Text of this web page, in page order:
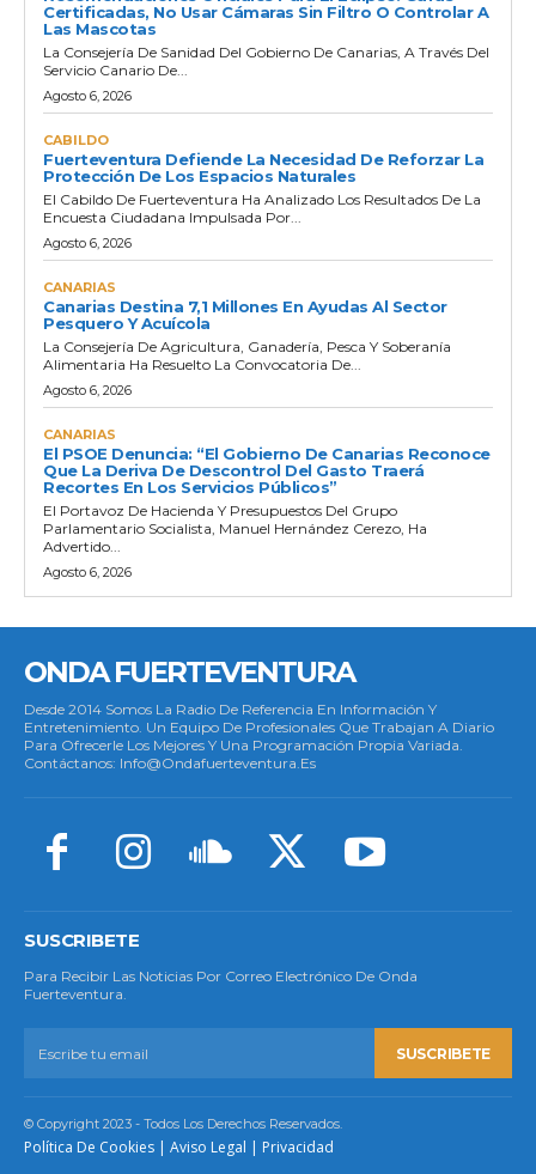
Certificadas, No Usar Cámaras Sin Filtro O Controlar A
Las Mascotas
La Consejería De Sanidad Del Gobierno De Canarias, A Través Del
Servicio Canario De...
Agosto 6, 2026
CABILDO
Fuerteventura Defiende La Necesidad De Reforzar La
Protección De Los Espacios Naturales
El Cabildo De Fuerteventura Ha Analizado Los Resultados De La
Encuesta Ciudadana Impulsada Por...
Agosto 6, 2026
CANARIAS
Canarias Destina 7,1 Millones En Ayudas Al Sector
Pesquero Y Acuícola
La Consejería De Agricultura, Ganadería, Pesca Y Soberanía
Alimentaria Ha Resuelto La Convocatoria De...
Agosto 6, 2026
CANARIAS
El PSOE Denuncia: “El Gobierno De Canarias Reconoce
Que La Deriva De Descontrol Del Gasto Traerá
Recortes En Los Servicios Públicos”
El Portavoz De Hacienda Y Presupuestos Del Grupo
Parlamentario Socialista, Manuel Hernández Cerezo, Ha
Advertido...
Agosto 6, 2026
ONDA FUERTEVENTURA
Desde 2014 Somos La Radio De Referencia En Información Y
Entretenimiento. Un Equipo De Profesionales Que Trabajan A Diario
Para Ofrecerle Los Mejores Y Una Programación Propia Variada.
Contáctanos: Info@ondafuerteventura.es
SUSCRIBETE
Para Recibir Las Noticias Por Correo Electrónico De Onda
Fuerteventura.
SUSCRIBETE
© Copyright 2023 - Todos Los Derechos Reservados.
Política De Cookies | Aviso Legal | Privacidad